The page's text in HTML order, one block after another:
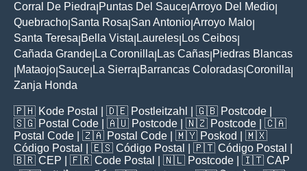
Corral De Piedra Puntas Del Sauce Arroyo Del Medio
Quebracho Santa Rosa San Antonio Arroyo Malo
Santa Teresa Bella Vista Laureles Los Ceibos
Cañada Grande La Coronilla Las Cañas Piedras Blancas
Mataojo Sauce La Sierra Barrancas Coloradas Coronilla
Zanja Honda
🇵🇭 Kode Postal | 🇩🇪 Postleitzahl | 🇬🇧 Postcode
🇸🇬 Postal Code | 🇦🇺 Postcode | 🇳🇿 Postcode | 🇨🇦
Postal Code | 🇿🇦 Postal Code | 🇲🇾 Poskod
| 🇲🇽
Código Postal
| 🇪🇸 Código Postal | 🇵🇹 Código Postal
🇧🇷 CEP | 🇫🇷 Code Postal | 🇳🇱 Postcode | 🇮🇹 CAP